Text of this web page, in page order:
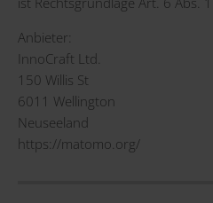
Anbieter:
InnoCraft Ltd.
150 Willis St
6011 Wellington
Neuseeland
https://matomo.org/